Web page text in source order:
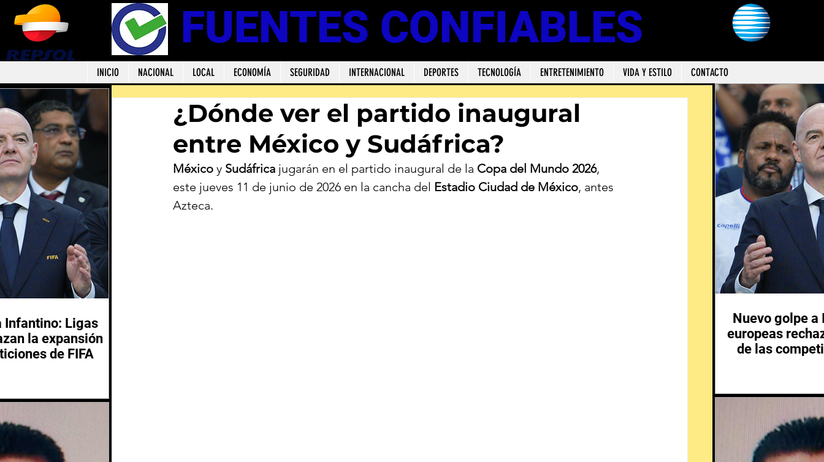
FUENTES CONFIABLES
INICIO NACIONAL LOCAL ECONOMÍA SEGURIDAD INTERNACIONAL DEPORTES TECNOLOGÍA ENTRETENIMIENTO VIDA Y ESTILO CONTACTO
¿Dónde ver el partido inaugural
entre México y Sudáfrica?
México y Sudáfrica jugarán en el partido inaugural de la Copa del Mundo 2026,
este jueves 11 de junio de 2026 en la cancha del Estadio Ciudad de México, antes
Azteca.
Infantino: Ligas
la expansión
de FIFA
Nuevo golpe
europeas
de las